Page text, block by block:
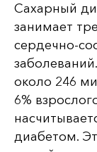
Сахарный
занимает
сердечно-
около 246
6%
диабетом.